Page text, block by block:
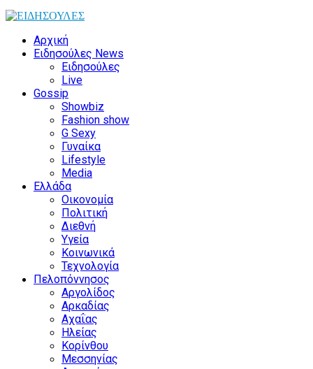
Αρχική
Ειδησούλες News
Ειδησούλες
Live
Gossip
Showbiz
Fashion show
G Sexy
Γυναίκα
Lifestyle
Media
Ελλάδα
Οικονομία
Πολιτική
Διεθνή
Υγεία
Κοινωνικά
Τεχνολογία
Πελοπόννησος
Αργολίδος
Αρκαδίας
Αχαΐας
Ηλείας
Κορίνθου
Μεσσηνίας